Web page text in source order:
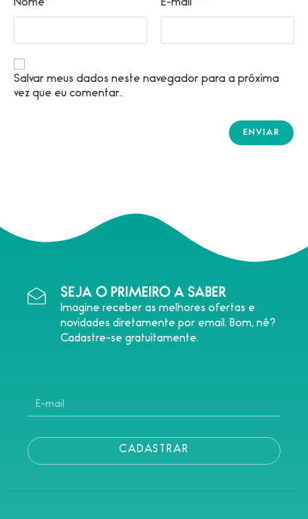
Nome E-mail
Salvar meus dados neste navegador para a próxima
vez que eu comentar.
SEJA O PRIMEIRO A SABER
Imagine receber as melhores ofertas e
novidades diretamente por email. Bom, né?
Cadastre-se gratuitamente.
CADASTRAR